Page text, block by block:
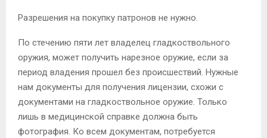
Разрешения на покупку патронов не нужно.
По стечению пяти лет владелец гладкоствольного
оружия, может получить нарезное оружие, если за
период владения прошел без происшествий. Нужные
нам документы для получения лицензии, схожи с
документами на гладкоствольное оружие. Только
лишь в медицинской справке должна быть
фотография. Ко всем документам, потребуется